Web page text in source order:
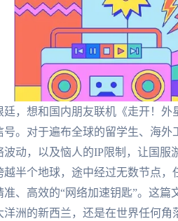
廷，想和国内朋友联机《走开！
号。对于遍布全球的留学生、海
波动，以及恼人的IP限制，让国服
越半个地球，途中经过无数节点
准、高效的“网络加速钥匙”。这
洋洲的新西兰，还是在世界任何角